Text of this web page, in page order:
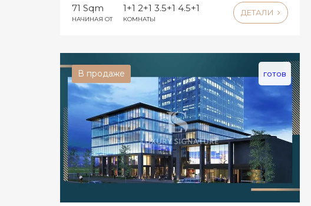
71 Sqm
НАЧИНАЯ ОТ
1+1 2+1 3.5+1 4.5+1
КОМНАТЫ
ДЕТАЛИ
В продаже готов